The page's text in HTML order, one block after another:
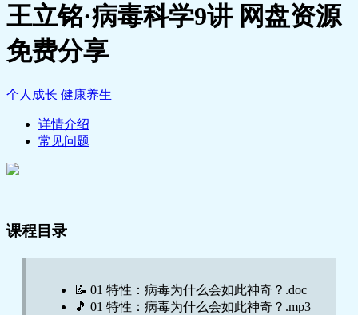
王立铭·病毒科学9讲 网盘资源
免费分享
个人成长 健康养生
详情介绍
常见问题
课程目录
📝 01 特性：病毒为什么会如此神奇？.doc
🎵 01 特性：病毒为什么会如此神奇？.mp3